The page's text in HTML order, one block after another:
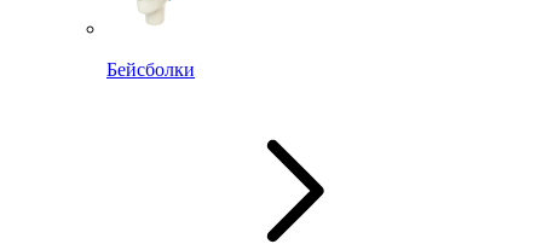
Бейсболки